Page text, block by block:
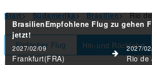
Start> Südamerika> Brasilien> Rio
Einfacher Flug Hin-und Rückfahrt
BrasilienEmpfohlene Flug zu gehen
jetzt!
2027/02/09
Frankfurt(FRA)
2027/
Rio de